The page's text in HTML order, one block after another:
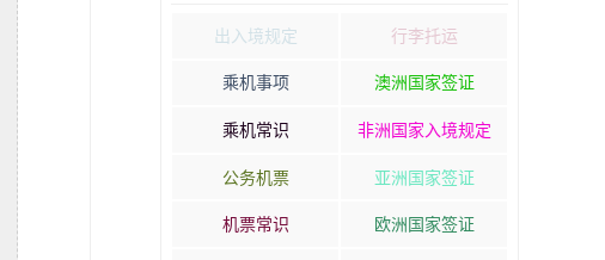
出入境规定 行李托运
乘机事项 澳洲国家签证
乘机常识 非洲国家入境规定
公务机票 亚洲国家签证
机票常识 欧洲国家签证